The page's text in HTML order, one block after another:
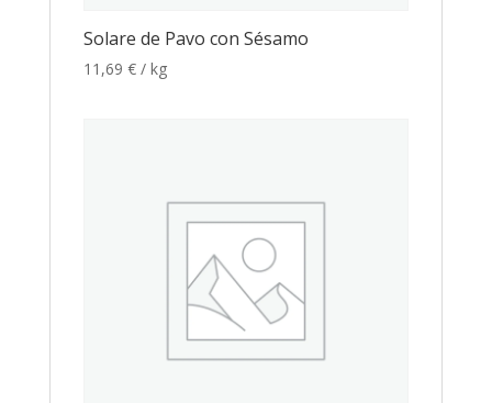
Solare de Pavo con Sésamo
11,69 € / kg